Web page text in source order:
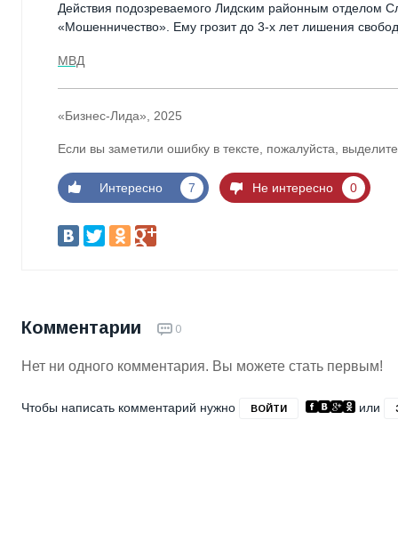
Действия подозреваемого Лидским районным отделом
«Мошенничество». Ему грозит до 3-х лет лишения
МВД
«Бизнес-Лида», 2025
Если вы заметили ошибку в тексте, пожалуйста,
Интересно 7 Не интересно 0
Комментарии 0
Нет ни одного комментария. Вы можете стать первым!
Чтобы написать комментарий нужно ВОЙТИ или